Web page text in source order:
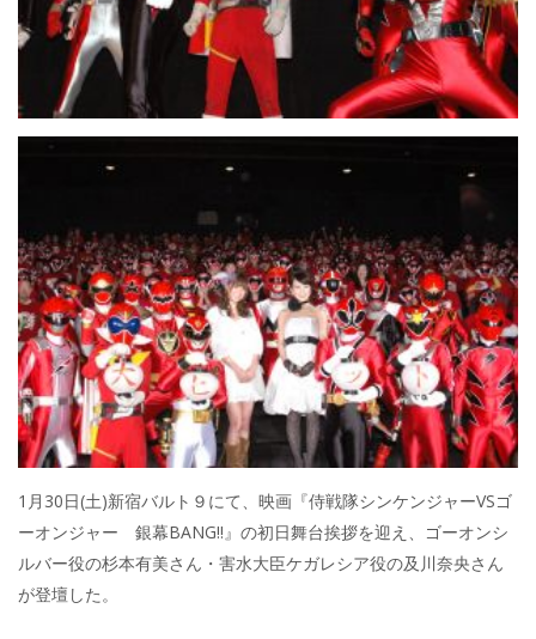
1月30日(土)新宿バルト９にて、映画『侍戦隊シンケンジャーVSゴ
ーオンジャー 銀幕BANG!!』の初日舞台挨拶を迎え、ゴーオンシ
ルバー役の杉本有美さん・害水大臣ケガレシア役の及川奈央さん
が登壇した。